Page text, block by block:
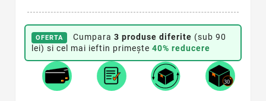
OFERTA Cumpara 3 produse diferite (sub 90
lei) si cel mai ieftin primește 40% reducere